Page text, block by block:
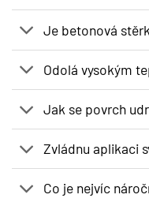
Je betonová
Odolá vysokým
Jak se povrch
Zvládnu aplikaci
Co je nejvíc